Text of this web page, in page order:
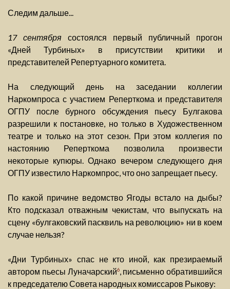
Следим дальше...
17 сентября состоялся первый публичный прогон
«Дней Турбиных» в присутствии критики и
представителей Репертуарного комитета.
На следующий день на заседании коллегии
Наркомпроса с участием Реперткома и представителя
ОГПУ после бурного обсуждения пьесу Булгакова
разрешили к постановке, но только в Художественном
театре и только на этот сезон. При этом коллегия по
настоянию Реперткома позволила произвести
некоторые купюры. Однако вечером следующего дня
ОГПУ известило Наркомпрос, что оно запрещает пьесу.
По какой причине ведомство Ягоды встало на дыбы?
Кто подсказал отважным чекистам, что выпускать на
сцену «булгаковский пасквиль на революцию» ни в коем
случае нельзя?
«Дни Турбиных» спас не кто иной, как презираемый
автором пьесы Луначарский6, письменно обратившийся
к председателю Совета народных комиссаров Рыкову: